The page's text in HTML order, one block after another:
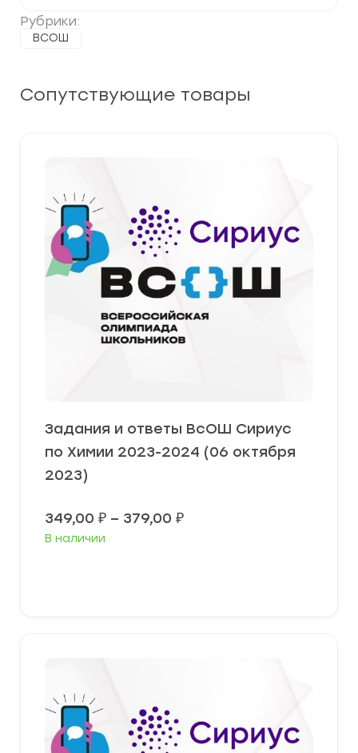
Рубрики:
ВСОШ
Сопутствующие товары
Задания и ответы ВсОШ Сириус
по Химии 2023-2024 (06 октября
2023)
349,00 ₽ – 379,00 ₽Диапазон
В наличии